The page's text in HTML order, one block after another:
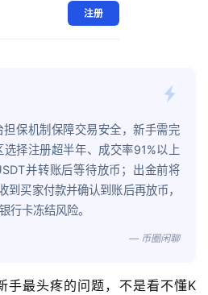
注册
保机制保障交易安全，新手需完
择注册超半年、成交率91%以上
并转账后等待放币；出金前将
到买家付款并确认到账后再放币，
行卡冻结风险。
— 币圈闲聊
手最头疼的问题，不是看不懂K